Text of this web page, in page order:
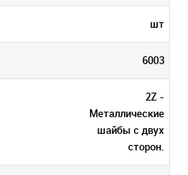
шт
6003
2Z -
Металлические
шайбы с двух
сторон.